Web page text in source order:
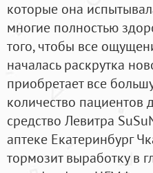
которые она
многие полностью
того, чтобы все
началась раскрутка
приобретает все
количество
средство Левитра
аптеке Екатеринбург
тормозит выработку в